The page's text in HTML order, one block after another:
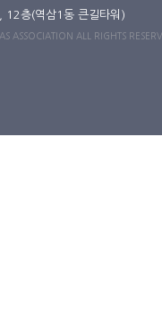
12층(역삼1동 큰길타워)
ASSOCIATION ALL RIGHTS